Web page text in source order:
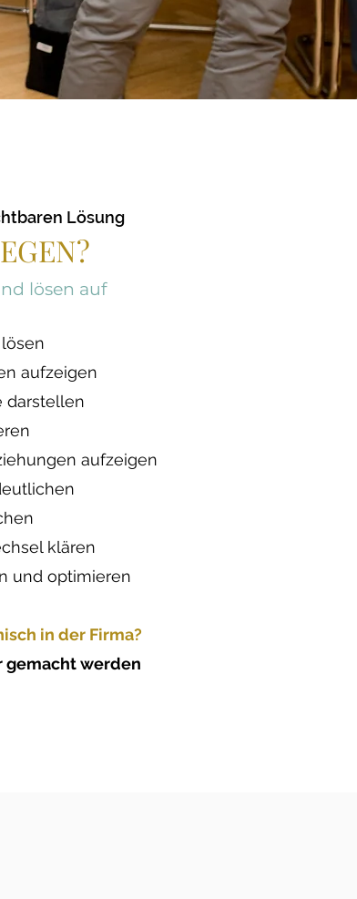
Lösung
lösen auf
aufzeigen​​​
darstellen
aufzeigen
klären
und optimieren
in der Firma?​​
gemacht werden​